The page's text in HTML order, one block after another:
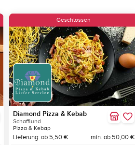
Geschlossen
Diamond Pizza & Kebab
Schafflund
Pizza & Kebap
Lieferung: ab 5,50 € min. ab 50,00 €